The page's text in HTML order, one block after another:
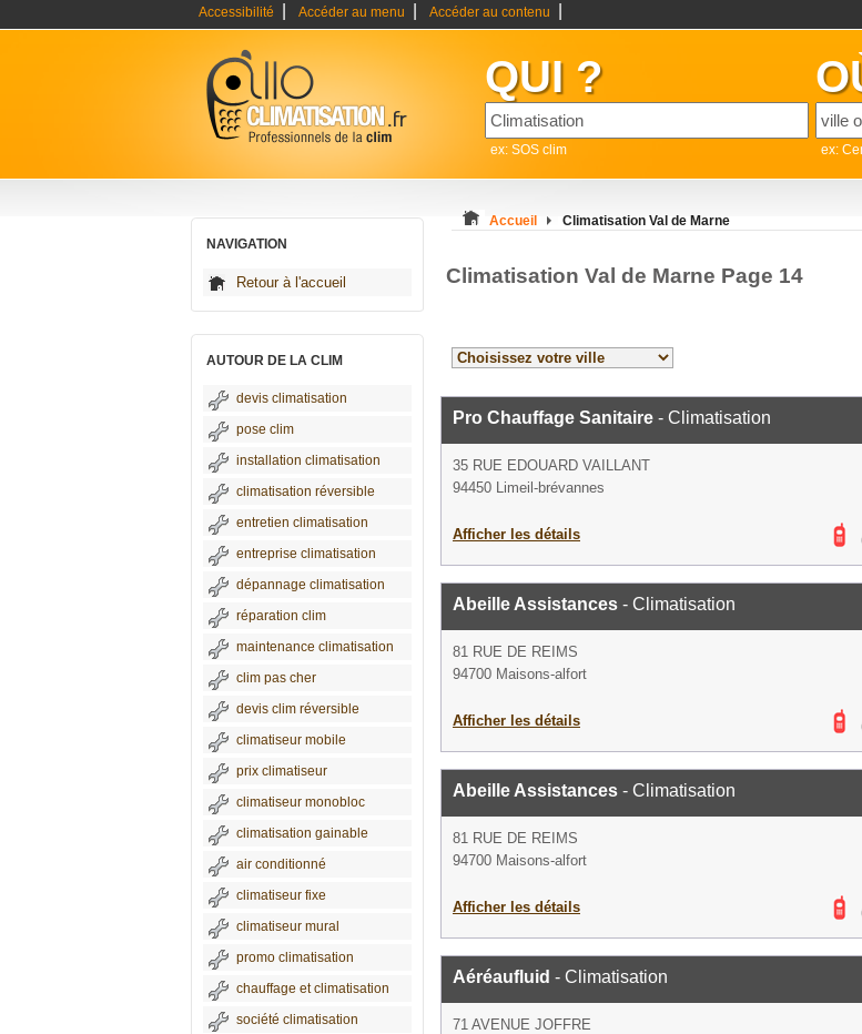
Accessibilité Accéder au menu Accéder au contenu
QUI ?
ex: SOS clim ex:
NAVIGATION
Retour à l'accueil
AUTOUR DE LA CLIM
devis climatisation
pose clim
installation climatisation
climatisation réversible
entretien climatisation
entreprise climatisation
dépannage climatisation
réparation clim
maintenance climatisation
clim pas cher
devis clim réversible
climatiseur mobile
prix climatiseur
climatiseur monobloc
climatisation gainable
air conditionné
climatiseur fixe
climatiseur mural
promo climatisation
chauffage et climatisation
société climatisation
Accueil Climatisation Val de Marne
Climatisation Val de Marne Page 14
Pro Chauffage Sanitaire - Climatisation
35 RUE EDOUARD VAILLANT
94450 Limeil-brévannes
Afficher les détails
Abeille Assistances - Climatisation
81 RUE DE REIMS
94700 Maisons-alfort
Afficher les détails
Abeille Assistances - Climatisation
81 RUE DE REIMS
94700 Maisons-alfort
Afficher les détails
Aéréaufluid - Climatisation
71 AVENUE JOFFRE